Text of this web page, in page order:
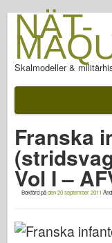
NÄT-
Skalmodeller &
Efter slaget
AFV Vapen
Allierad axel
Rustning
Concord
Franska
Vol I –
Bokförd påden 20 september 2011